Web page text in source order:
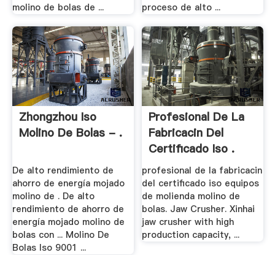
molino de bolas de ...
proceso de alto ...
Zhongzhou Iso
Molino De Bolas - .
De alto rendimiento de
ahorro de energía mojado
molino de . De alto
rendimiento de ahorro de
energía mojado molino de
bolas con ... Molino De
Bolas Iso 9001 ...
Profesional De La
Fabricacin Del
Certificado Iso .
profesional de la fabricacin
del certificado iso equipos
de molienda molino de
bolas. Jaw Crusher. Xinhai
jaw crusher with high
production capacity, ...